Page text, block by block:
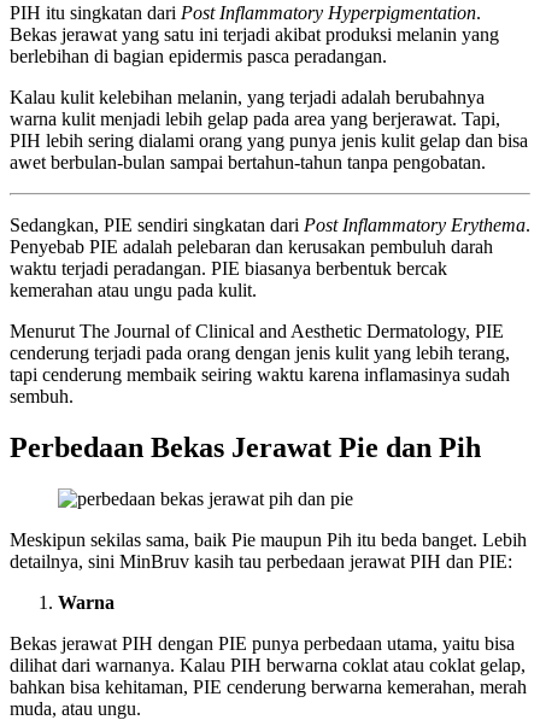
PIH itu singkatan dari Post Inflammatory Hyperpigmentation.
Bekas jerawat yang satu ini terjadi akibat produksi melanin yang
berlebihan di bagian epidermis pasca peradangan.
Kalau kulit kelebihan melanin, yang terjadi adalah berubahnya
warna kulit menjadi lebih gelap pada area yang berjerawat. Tapi,
PIH lebih sering dialami orang yang punya jenis kulit gelap dan bisa
awet berbulan-bulan sampai bertahun-tahun tanpa pengobatan.
Sedangkan, PIE sendiri singkatan dari Post Inflammatory Erythema.
Penyebab PIE adalah pelebaran dan kerusakan pembuluh darah
waktu terjadi peradangan. PIE biasanya berbentuk bercak
kemerahan atau ungu pada kulit.
Menurut The Journal of Clinical and Aesthetic Dermatology, PIE
cenderung terjadi pada orang dengan jenis kulit yang lebih terang,
tapi cenderung membaik seiring waktu karena inflamasinya sudah
sembuh.
Perbedaan Bekas Jerawat Pie dan Pih
Meskipun sekilas sama, baik Pie maupun Pih itu beda banget. Lebih
detailnya, sini MinBruv kasih tau perbedaan jerawat PIH dan PIE:
Warna
Bekas jerawat PIH dengan PIE punya perbedaan utama, yaitu bisa
dilihat dari warnanya. Kalau PIH berwarna coklat atau coklat gelap,
bahkan bisa kehitaman, PIE cenderung berwarna kemerahan, merah
muda, atau ungu.